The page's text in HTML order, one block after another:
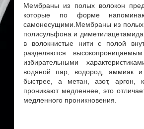
Мембраны из полых волокон
которые по форме
самонесущими.Мембраны из полых
полисульфона и
в волокнистые нити с полой
разделяются
избирательными
водяной пар, водород, аммиак и
быстрее, а метан, азот, аргон,
проникают медленнее, это
медленного проникновения.